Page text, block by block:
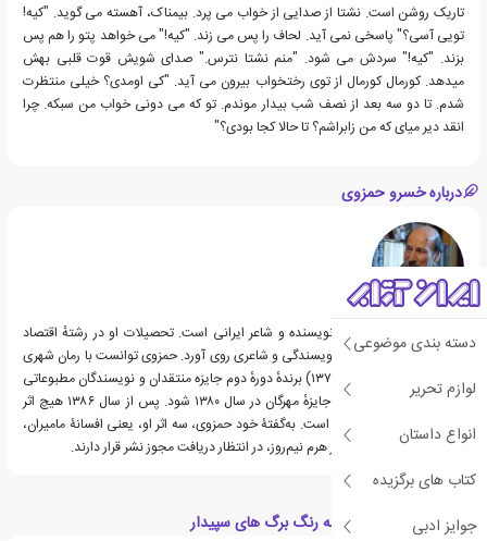
دسته بندی موضوعی
لوازم تحریر
انواع داستان
کتاب های برگزیده
جوایز ادبی
تاریک روشن است. نشتا از صدایی از خواب می پرد. بیمناک، آهسته می گوید. "کیه!
تویی آسی؟" پاسخی نمی آید. لحاف را پس می زند. "کیه!" می خواهد پتو را هم پس
بزند. "کیه!" سردش می شود. "منم نشتا نترس." صدای شویش قوت قلبی بهش
میدهد. کورمال کورمال از توی رختخواب بیرون می آید. "کی اومدی؟ خیلی منتظرت
شدم. تا دو سه بعد از نصف شب بیدار موندم. تو که می دونی خواب من سبکه. چرا
انقد دیر میای که من زابراشم؟ تا حالا کجا بودی؟"
درباره خسرو حمزوی
خسرو حمزوی زاده ۱۳۰۸ نویسنده و شاعر ایرانی است. تحصیلات او در رشتهٔ اقتصاد
بود، اما از آغاز جوانی به نویسندگی و شاعری روی آورد. حمزوی توانست با رمان شهری
که زیر درختان سدر مرد (۱۳۷۹) برندهٔ دورهٔ دوم جایزه منتقدان و نویسندگان مطبوعاتی
و همچنین نامزد دریافت جایزهٔ مهرگان در سال ۱۳۸۰ شود. پس از سال ۱۳۸۶ هیچ اثر
جدیدی از او منتشر نشده است. به‌گفتۀ خود حمزوی، سه اثر او، یعنی افسانۀ مامیران،
در بیشه‌های آسوریک و در هرم نیم‌روز، در انتظار دریافت مجوز نشر قرار دارند.
دسته بندی های کتاب به رنگ برگ های سپیدار